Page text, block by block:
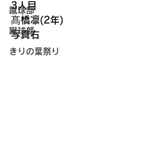
蹴球部
蹴球部
きりの葉祭り
3人目
髙橋凛(2年)
写真右